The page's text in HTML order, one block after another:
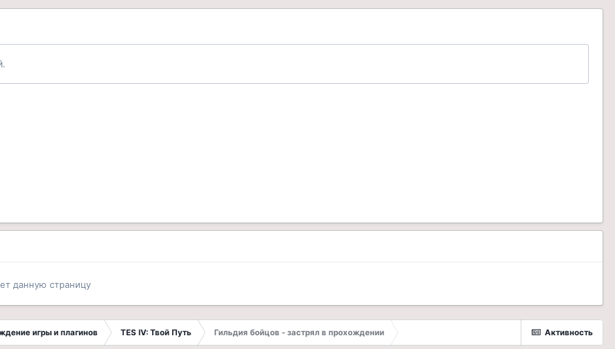
данную страницу
Активность
игры и плагинов TES IV: Твой Путь Гильдия бойцов - застрял в прохождении